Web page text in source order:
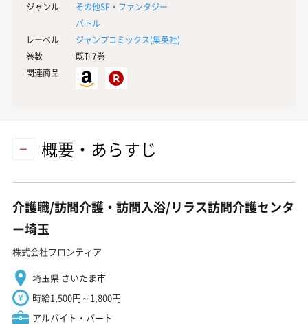
ジャンル
その他SF・ファンタジー
バトル
レーベル
ジャンプコミックス(集英社)
巻数
既刊7巻
関連商品
概要・あらすじ
介護職/訪問介護・訪問入浴/リラス訪問介護センタ
ー埼玉
株式会社フロンティア
埼玉県 さいたま市
時給1,500円～1,800円
アルバイト・パート